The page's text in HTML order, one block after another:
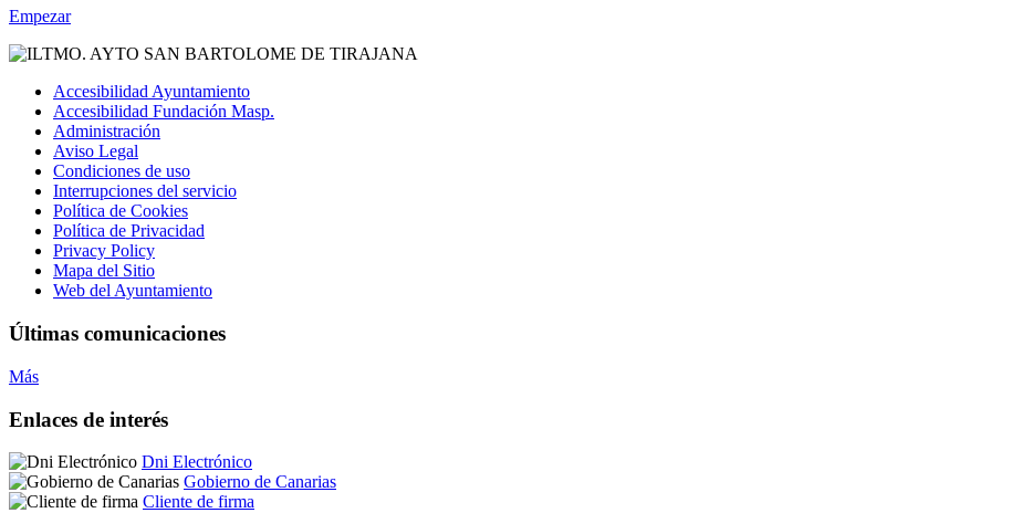
Empezar
Accesibilidad Ayuntamiento
Accesibilidad Fundación Masp.
Administración
Aviso Legal
Condiciones de uso
Interrupciones del servicio
Política de Cookies
Política de Privacidad
Privacy Policy
Mapa del Sitio
Web del Ayuntamiento
Últimas comunicaciones
Más
Enlaces de interés
Dni Electrónico
Gobierno de Canarias
Cliente de firma